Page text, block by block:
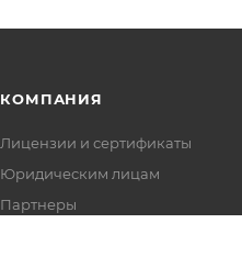
КОМПАНИЯ
Лицензии и сертификаты
Юридическим лицам
Партнеры